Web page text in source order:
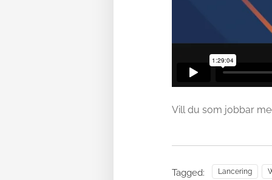
Vill du som jobbar
Tagged: Lancering